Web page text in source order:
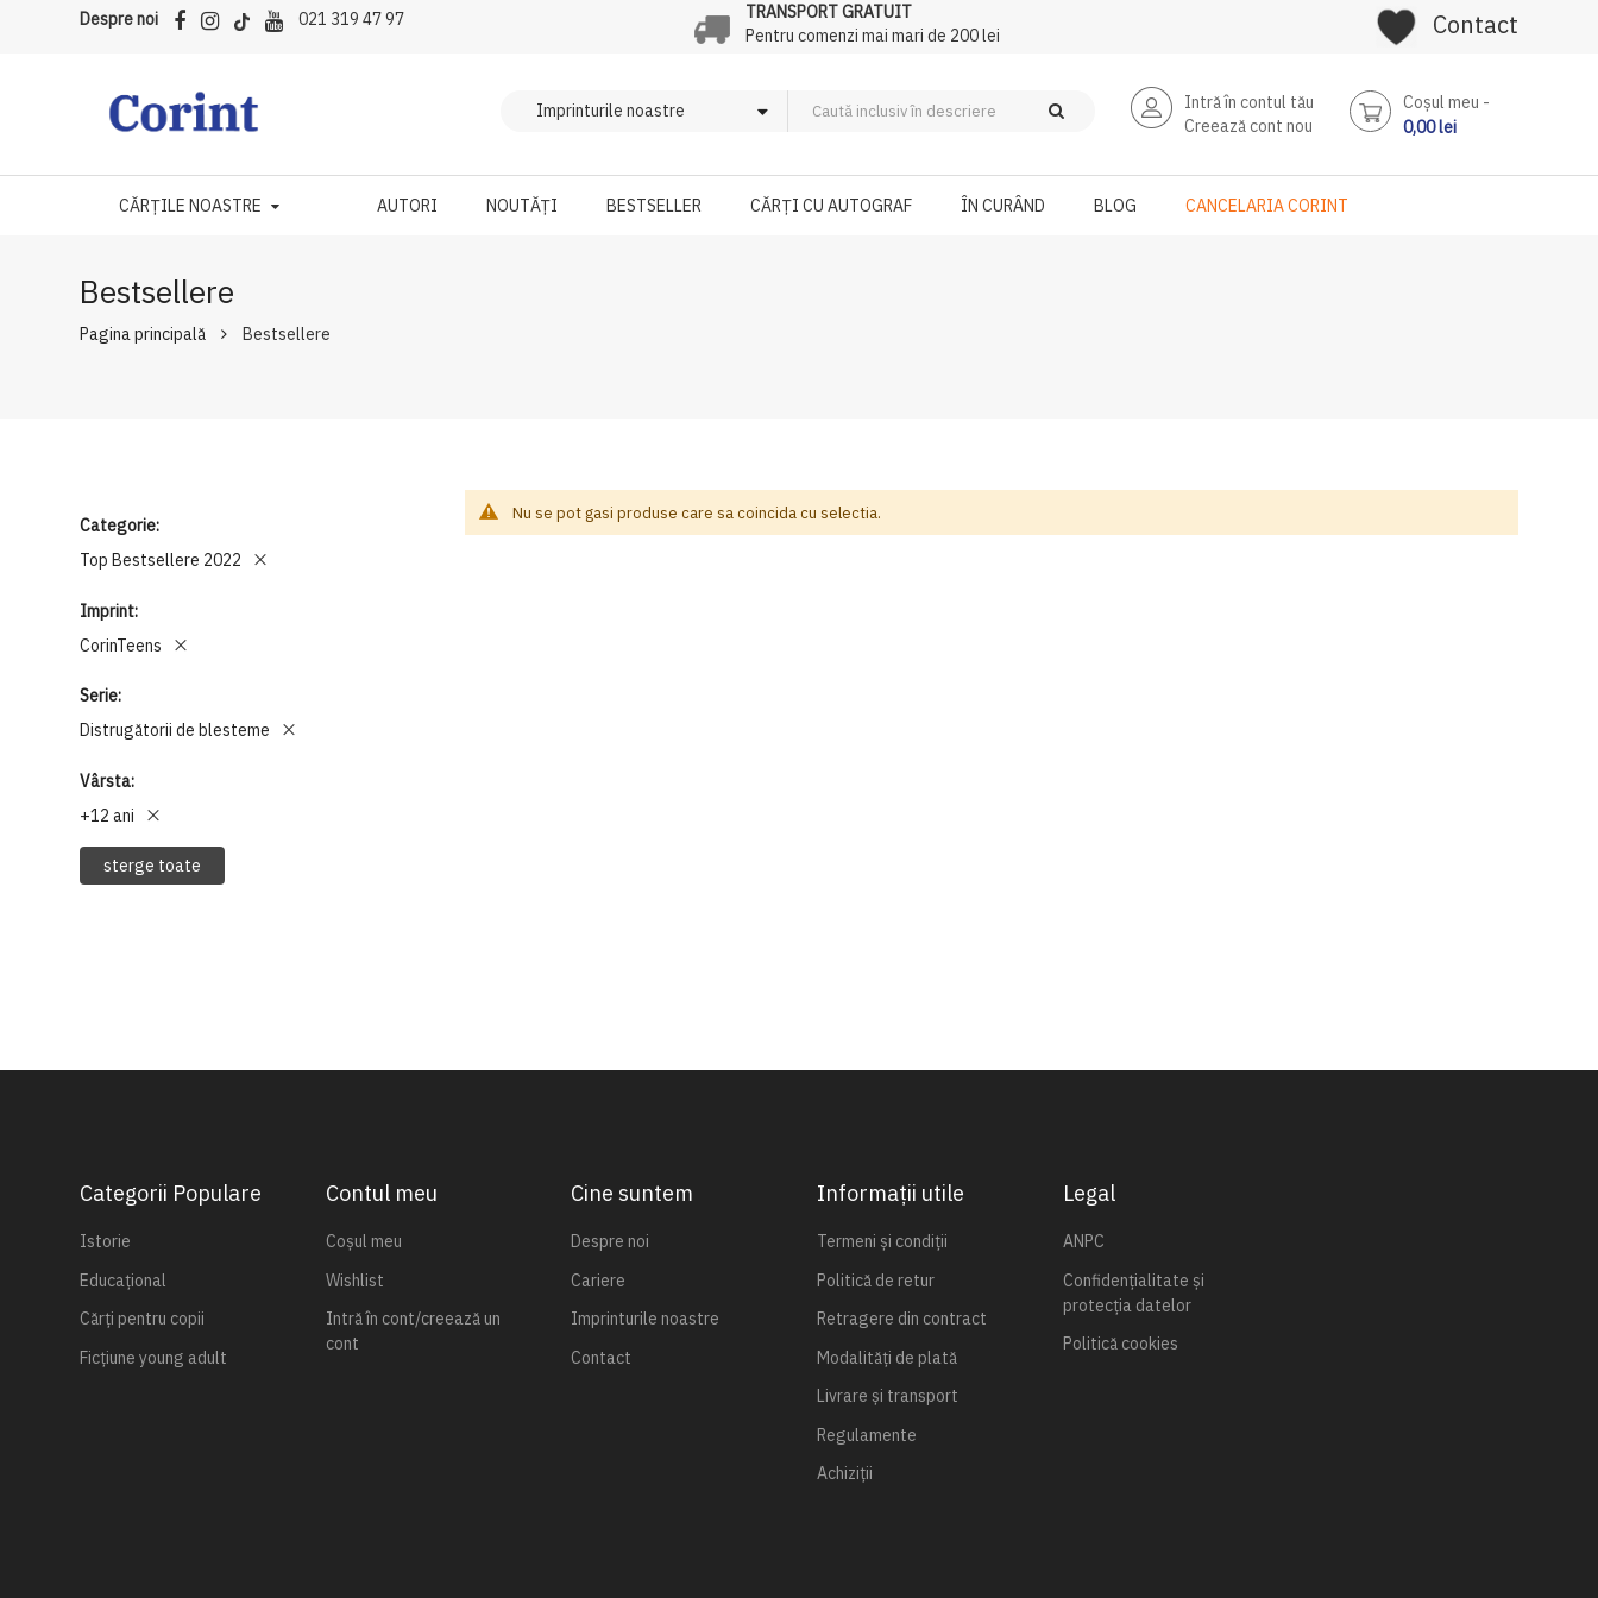
Despre noi 021 319 47 97
TRANSPORT GRATUIT
Pentru comenzi mai mari de 200 lei
Contact
Intră în contul tău
Creează cont nou
Coşul meu
0,00 lei
CĂRȚILE NOASTRE AUTORI NOUTĂȚI BESTSELLER CĂRȚI CU AUTOGRAF ÎN CURÂND BLOG CANCELARIA CORINT
Bestsellere
Pagina principală Bestsellere
Categorie
Top Bestsellere 2022
Imprint
CorinTeens
Serie
Distrugătorii de blesteme
Vârsta
+12 ani
sterge toate
Nu se pot gasi produse care sa coincida cu selectia.
Categorii Populare
Istorie
Educațional
Cărți pentru copii
Ficțiune young adult
Contul meu
Coșul meu
Wishlist
Intră în cont/creează un
cont
Cine suntem
Despre noi
Cariere
Imprinturile noastre
Contact
Informații utile
Termeni și condiții
Politică de retur
Retragere din contract
Modalități de plată
Livrare și transport
Regulamente
Achiziții
Legal
ANPC
Confidențialitate și
protecția datelor
Politică cookies